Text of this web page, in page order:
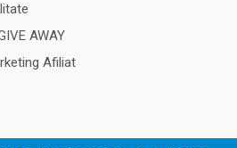
AWAY
Afiliat